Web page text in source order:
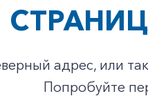
адрес, или
Попробуйте